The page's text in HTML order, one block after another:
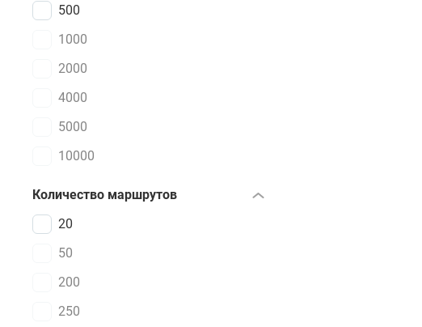
500
1000
2000
4000
5000
10000
Количество маршрутов
20
50
200
250